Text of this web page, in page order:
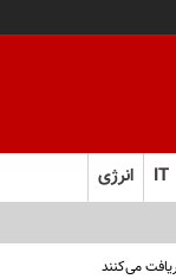
IT انرژی
می‌کنند